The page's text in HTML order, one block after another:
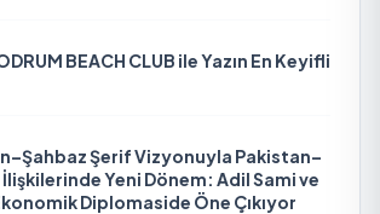
BEACH CLUB ile Yazın En Keyifli
Şerif Vizyonuyla Pakistan–
Yeni Dönem: Adil Sami ve
Diplomaside Öne Çıkıyor